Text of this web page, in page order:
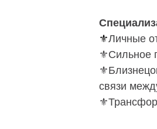
⚜️Личные
⚜️Сильное
связи